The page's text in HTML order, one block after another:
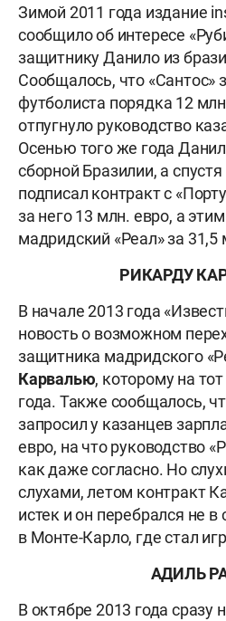
Зимой 2011 года издание
сообщило об интересе
защитнику Данило из
Сообщалось, что «Сантос»
футболиста порядка 12
отпугнуло руководство
Осенью того же года
сборной Бразилии, а
подписал контракт с
за него 13 млн. евро, а
мадридский «Реал» за 31,5
РИКАРДУ
В начале 2013 года
новость о возможном
защитника мадридского
Карвалью, которому на
года. Также сообщалось,
запросил у казанцев
евро, на что руководство
как даже согласно. Но
слухами, летом контракт
истек и он перебрался не в
в Монте-Карло, где стал
АДИЛЬ
В октябре 2013 года